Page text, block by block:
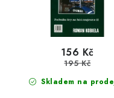
Skladem na
156 Kč
195 Kč